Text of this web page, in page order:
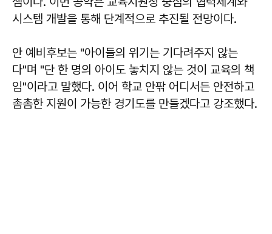
시스템 개발을 통해 단계적으로 추진될 전망이다.
안 예비후보는 "아이들의 위기는 기다려주지 않는
다"며 "단 한 명의 아이도 놓치지 않는 것이 교육의 책
임"이라고 말했다. 이어 학교 안팎 어디서든 안전하고
촘촘한 지원이 가능한 경기도를 만들겠다고 강조했다.